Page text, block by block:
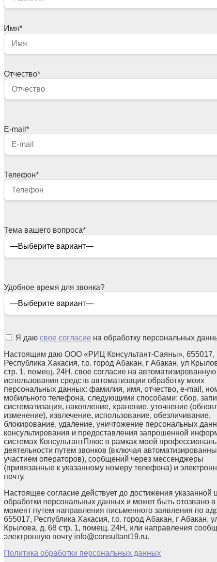
Имя*
Отчество*
E-mail *
Телефон*
Тема вашего вопроса*
Удобное время для звонка?
Я даю свое согласие на обработку персональных
Настоящим даю ООО «РИЦ Консультант-Саяны», 655017,
Республика Хакасия, г.о. город Абакан, г Абакан, ул
стр. 1, помещ. 24Н, свое согласие на автоматизированную
использования средств автоматизации обработку моих
персональных данных: фамилия, имя, отчество, e-mail,
мобильного телефона, следующими способами: сбор,
систематизация, накопление, хранение, уточнение
изменение), извлечение, использование, обезличивание,
блокирование, удаление, уничтожение персональных
консультирования и предоставления запрошенной
системах КонсультантПлюс в рамках моей
деятельности путем звонков (включая
участием операторов), сообщений через мессенджеры
(привязанные к указанному номеру телефона) и
почту.
Настоящее согласие действует до достижения указанной
обработки персональных данных и может быть отозвано
момент путем направления письменного заявления по
655017, Республика Хакасия, г.о. город Абакан, г Абакан,
Крылова, д. 68 стр. 1, помещ. 24Н, или направления
электронную почту info@consultant19.ru.
Политика обработки персональных данных